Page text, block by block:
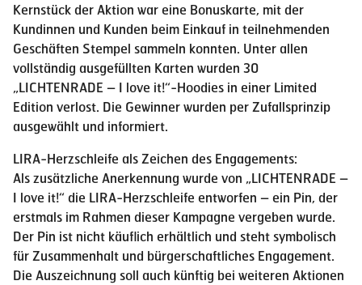
Kernstück der Aktion war eine Bonuskarte, mit der
Kundinnen und Kunden beim Einkauf in teilnehmenden
Geschäften Stempel sammeln konnten. Unter allen
vollständig ausgefüllten Karten wurden 30
„LICHTENRADE – I love it!“-Hoodies in einer Limited
Edition verlost. Die Gewinner wurden per Zufallsprinzip
ausgewählt und informiert.
LIRA-Herzschleife als Zeichen des Engagements:
Als zusätzliche Anerkennung wurde von „LICHTENRADE –
I love it!“ die LIRA-Herzschleife entworfen – ein Pin, der
erstmals im Rahmen dieser Kampagne vergeben wurde.
Der Pin ist nicht käuflich erhältlich und steht symbolisch
für Zusammenhalt und bürgerschaftliches Engagement.
Die Auszeichnung soll auch künftig bei weiteren Aktionen